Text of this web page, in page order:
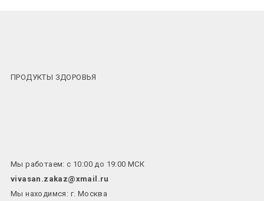
ПРОДУКТЫ ЗДОРОВЬЯ
Мы работаем: с 10:00 до 19:00 МСК
vivasan.zakaz@xmail.ru
Мы находимся: г. Москва